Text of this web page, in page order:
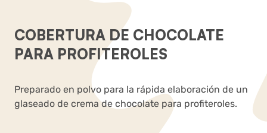
COBERTURA DE CHOCOLATE
PARA PROFITEROLES
Preparado en polvo para la rápida elaboración de un
glaseado de crema de chocolate para profiteroles.